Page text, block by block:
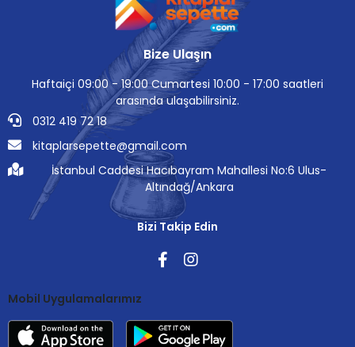
Bize Ulaşın
Haftaiçi 09:00 - 19:00 Cumartesi 10:00 - 17:00 saatleri
arasında ulaşabilirsiniz.
0312 419 72 18
kitaplarsepette@gmail.com
İstanbul Caddesi Hacıbayram Mahallesi No:6 Ulus-
Altındağ/Ankara
Bizi Takip Edin
Mobil Uygulamalarımız